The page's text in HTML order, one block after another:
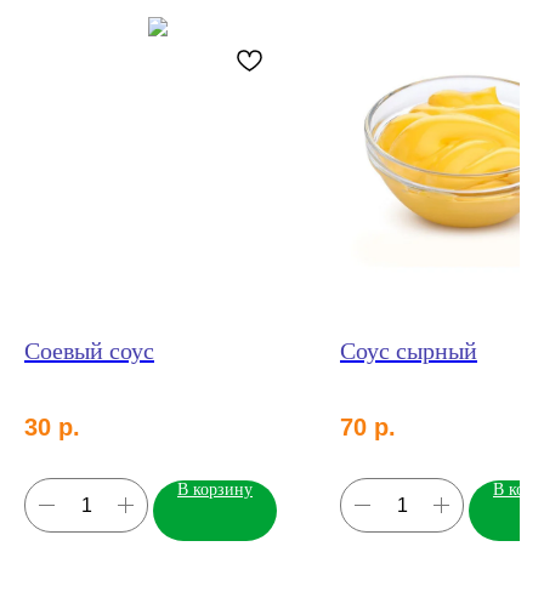
Соевый соус
30 р.
В корзину
Соус сырный
70 р.
В